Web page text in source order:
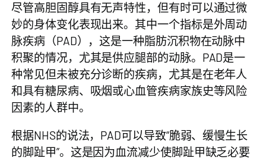
尽管高胆固醇具有无声特性，但有时可以通过微
妙的身体变化表现出来。其中一个指标是外周动
脉疾病（PAD），这是一种脂肪沉积物在动脉中
积聚的情况，尤其是供应腿部的动脉。PAD是一
种常见但未被充分诊断的疾病，尤其是在老年人
和具有糖尿病、吸烟或心血管疾病家族史等风险
因素的人群中。
根据NHS的说法，PAD可以导致“脆弱、缓慢生长
的脚趾甲”。这是因为血流减少使脚趾甲缺乏必要